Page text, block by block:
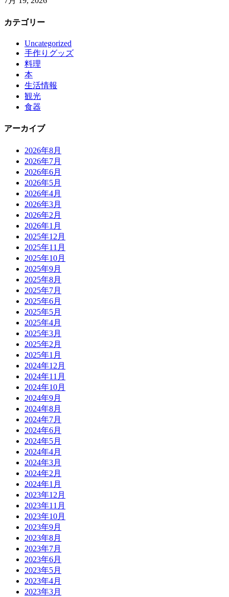
カテゴリー
Uncategorized
手作りグッズ
料理
本
生活情報
観光
食器
アーカイブ
2026年8月
2026年7月
2026年6月
2026年5月
2026年4月
2026年3月
2026年2月
2026年1月
2025年12月
2025年11月
2025年10月
2025年9月
2025年8月
2025年7月
2025年6月
2025年5月
2025年4月
2025年3月
2025年2月
2025年1月
2024年12月
2024年11月
2024年10月
2024年9月
2024年8月
2024年7月
2024年6月
2024年5月
2024年4月
2024年3月
2024年2月
2024年1月
2023年12月
2023年11月
2023年10月
2023年9月
2023年8月
2023年7月
2023年6月
2023年5月
2023年4月
2023年3月